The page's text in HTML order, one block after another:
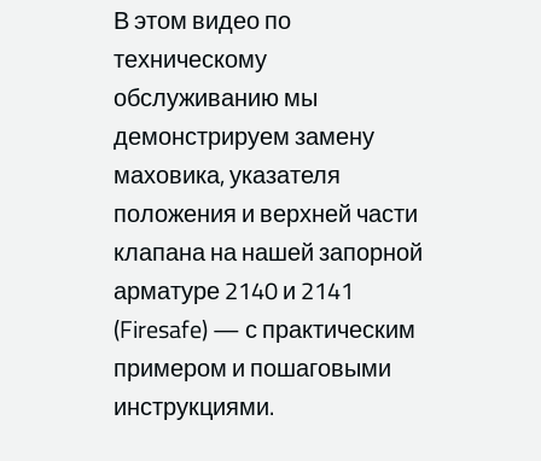
В этом видео по
техническому
обслуживанию мы
демонстрируем замену
маховика, указателя
положения и верхней части
клапана на нашей запорной
арматуре 2140 и 2141
(Firesafe) — с практическим
примером и пошаговыми
инструкциями.